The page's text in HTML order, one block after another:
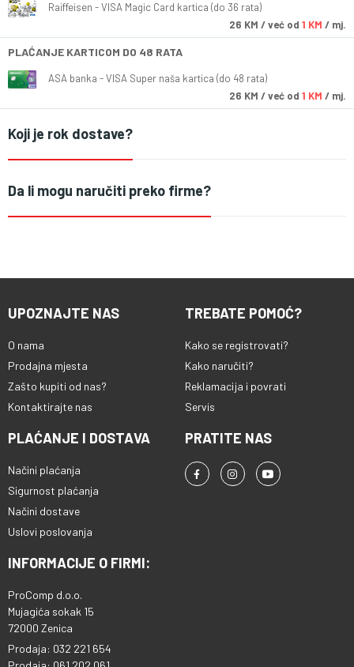
Raiffeisen - VISA Magic Card kartica (do 36 rata)
26 KM / već od 1 KM / mj.
PLAĆANJE KARTICOM DO 48 RATA
ASA banka - VISA Super naša kartica (do 48 rata)
26 KM / već od 1 KM / mj.
Koji je rok dostave?
Da li mogu naručiti preko firme?
UPOZNAJTE NAS
O nama
Prodajna mjesta
Zašto kupiti od nas?
Kontaktirajte nas
TREBATE POMOĆ?
Kako se registrovati?
Kako naručiti?
Reklamacija i povrati
Servis
PLAĆANJE I DOSTAVA
Načini plaćanja
Sigurnost plaćanja
Načini dostave
Uslovi poslovanja
PRATITE NAS
INFORMACIJE O FIRMI:
ProComp d.o.o.
Mujagića sokak 15
72000 Zenica
Prodaja: 032 221 654